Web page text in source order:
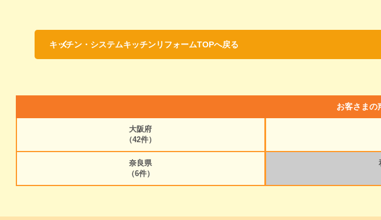
キッチン・システムキッチンリフォームTOPへ戻る
お客さまの
大阪府
（42件）
奈良県
（6件）